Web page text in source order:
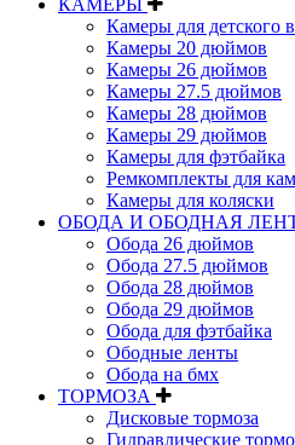
КАМЕРЫ
Камеры для детского
Камеры 20 дюймов
Камеры 26 дюймов
Камеры 27.5 дюймов
Камеры 28 дюймов
Камеры 29 дюймов
Камеры для фэтбайка
Ремкомплекты для
Камеры для коляски
ОБОДА И ОБОДНАЯ
Обода 26 дюймов
Обода 27.5 дюймов
Обода 28 дюймов
Обода 29 дюймов
Обода для фэтбайка
Ободные ленты
Обода на бмх
ТОРМОЗА
Дисковые тормоза
Гидравлические